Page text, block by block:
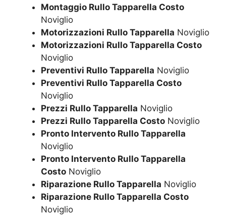
Montaggio Rullo Tapparella Costo
Noviglio
Motorizzazioni Rullo Tapparella Noviglio
Motorizzazioni Rullo Tapparella Costo
Noviglio
Preventivi Rullo Tapparella Noviglio
Preventivi Rullo Tapparella Costo
Noviglio
Prezzi Rullo Tapparella Noviglio
Prezzi Rullo Tapparella Costo Noviglio
Pronto Intervento Rullo Tapparella
Noviglio
Pronto Intervento Rullo Tapparella
Costo Noviglio
Riparazione Rullo Tapparella Noviglio
Riparazione Rullo Tapparella Costo
Noviglio